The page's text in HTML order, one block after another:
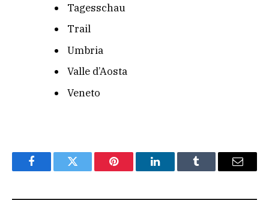
Tagesschau
Trail
Umbria
Valle d’Aosta
Veneto
FacebookTwitter Pinterest LinkedInTumblr Email